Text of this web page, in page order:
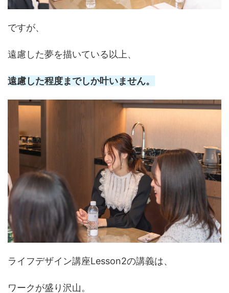
ですが、
遠慮した夢を描いている以上、
遠慮した程度までしか叶いません。
ライフデザイン講座Lesson2の講義は、
ワークが盛り沢山。